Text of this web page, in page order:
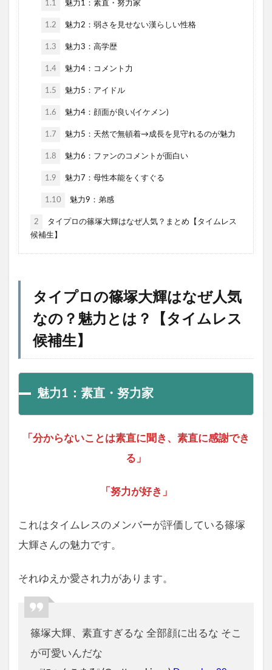
1.1 魅力1：素直・努力家
1.2 魅力2：弱さを見せない漢らしい性格
1.3 魅力3：高学歴
1.4 魅力4：コメント力
1.5 魅力5：アイドル
1.6 魅力4：顔面が良い(イケメン)
1.7 魅力5：天然で無頓着→成長を見守れるのが魅力
1.8 魅力6：ファンのコメントが面白い
1.9 魅力7：母性本能をくすぐる
1.10 魅力9：弟感
2
タイプロの篠塚大輝はなぜ人気？まとめ【タイムレス
候補生】
タイプロの篠塚大輝はなぜ人気
なの？魅力とは？【タイムレス
候補生】
魅力1：素直・努力家
「分からないことは素直に聞き、素直に感謝でき
る」
「努力が好き」
これはタイムレスのメンバーが評価している篠塚
大輝さんの魅力です。
それゆえか愛され力があります。
篠塚大輝、素直すぎるな 全部顔に出るな そこ
が可愛いんだな